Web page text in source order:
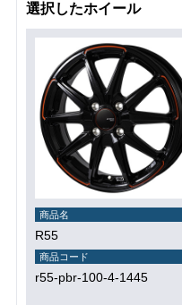
選択したホイール
商品名
R55
商品コード
r55-pbr-100-4-1445